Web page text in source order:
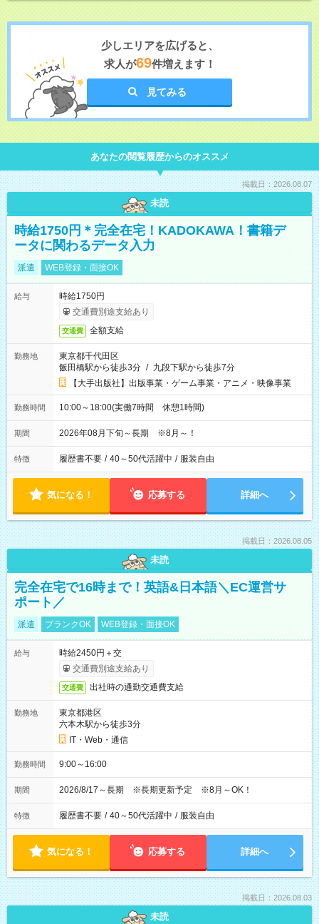
少しエリアを広げると、
求人が69件増えます！
見てみる
あなたの閲覧履歴からのオススメ
掲載日：2026.08.07
未読
時給1750円＊完全在宅！KADOKAWA！書籍デ
ータに関わるデータ入力
派遣 WEB登録・面接OK
給与
時給1750円
交通費別途支給あり
交通費 全額支給
勤務地
東京都千代田区
飯田橋駅から徒歩3分 / 九段下駅から徒歩7分
【大手出版社】出版事業・ゲーム事業・アニメ・映像事業
勤務時間 10:00～18:00(実働7時間 休憩1時間)
期間 2026年08月下旬～長期 ※8月～！
特徴 履歴書不要 / 40～50代活躍中 / 服装自由
気になる！ 応募する 詳細へ
掲載日：2026.08.05
未読
完全在宅で16時まで！英語&日本語＼EC運営サ
ポート／
派遣 ブランクOK WEB登録・面接OK
給与
時給2450円＋交
交通費別途支給あり
交通費 出社時の通勤交通費支給
勤務地
東京都港区
六本木駅から徒歩3分
IT・Web・通信
勤務時間 9:00～16:00
期間 2026/8/17～長期 ※長期更新予定 ※8月～OK！
特徴 履歴書不要 / 40～50代活躍中 / 服装自由
気になる！ 応募する 詳細へ
掲載日：2026.08.03
未読